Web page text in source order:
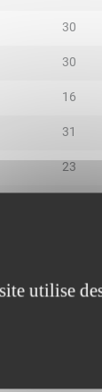
30
30
16
31
23
utilise